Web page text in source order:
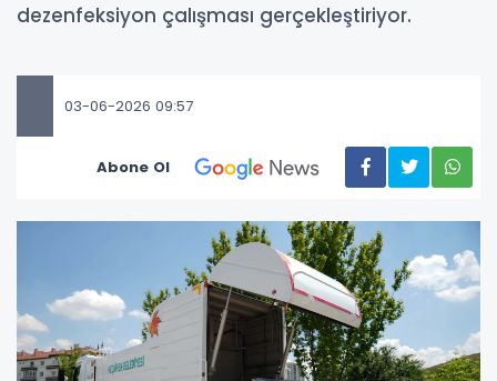
dezenfeksiyon çalışması gerçekleştiriyor.
03-06-2026 09:57
Abone Ol